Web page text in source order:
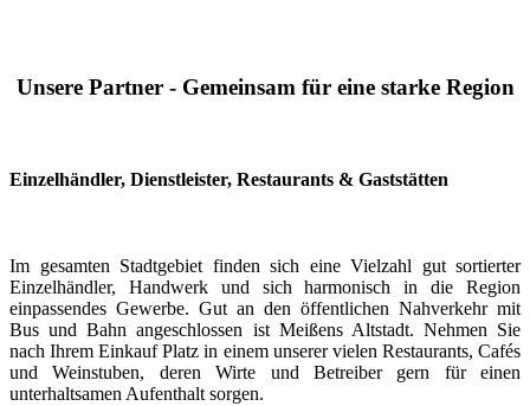
Unsere Partner - Gemeinsam für eine starke Region
Einzelhändler, Dienstleister, Restaurants & Gaststätten
Im gesamten Stadtgebiet finden sich eine Vielzahl gut sortierter
Einzelhändler, Handwerk und sich harmonisch in die Region
einpassendes Gewerbe. Gut an den öffentlichen Nahverkehr mit
Bus und Bahn angeschlossen ist Meißens Altstadt. Nehmen Sie
nach Ihrem Einkauf Platz in einem unserer vielen Restaurants, Cafés
und Weinstuben, deren Wirte und Betreiber gern für einen
unterhaltsamen Aufenthalt sorgen.